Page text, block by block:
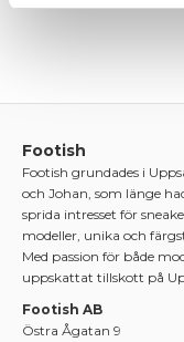
Footish
Footish grundades i
och Johan, som länge
sprida intresset för
modeller, unika och
Med passion för både
uppskattat tillskott på
Footish AB
Östra Ågatan 9